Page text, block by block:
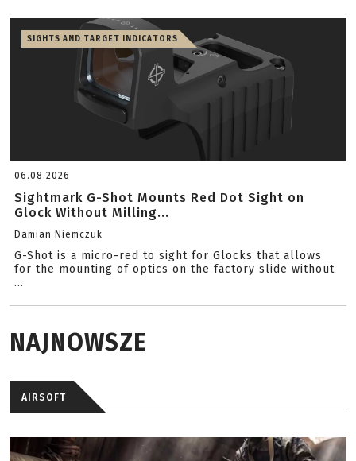
SIGHTS AND TARGET INDICATORS
06.08.2026
Sightmark G-Shot Mounts Red Dot Sight on
Glock Without Milling...
Damian Niemczuk
G-Shot is a micro-red to sight for Glocks that allows
for the mounting of optics on the factory slide without
...
NAJNOWSZE
AIRSOFT